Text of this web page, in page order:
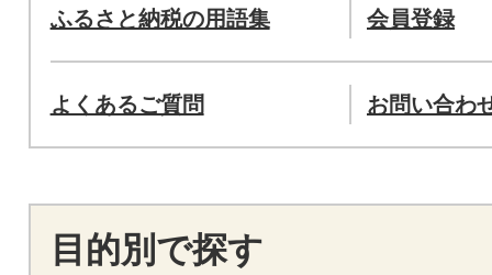
ふるさと納税の用語集 会員登録
よくあるご質問 お問い合わ
目的別で探す